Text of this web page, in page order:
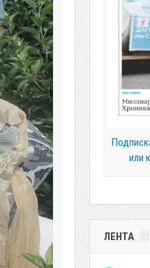
или
ЛЕНТА